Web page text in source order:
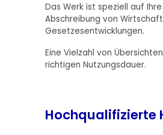
Das Werk ist speziell auf
Abschreibung von
Gesetzesentwicklungen.
Eine Vielzahl von
richtigen Nutzungsdauer.
Hochqualifizierte